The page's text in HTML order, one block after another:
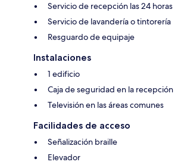
Servicio de recepción las 24 horas
Servicio de lavandería o tintorería
Resguardo de equipaje
Instalaciones
1 edificio
Caja de seguridad en la recepción
Televisión en las áreas comunes
Facilidades de acceso
Señalización braille
Elevador